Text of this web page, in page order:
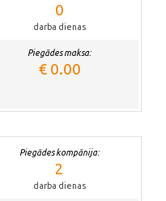
0
darba dienas
Piegādes maksa:
€ 0.00
Piegādes kompānija:
2
darba dienas